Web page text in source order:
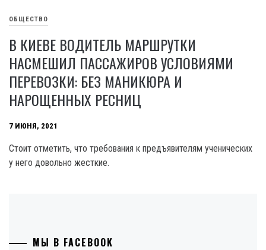
ОБЩЕСТВО
В КИЕВЕ ВОДИТЕЛЬ МАРШРУТКИ
НАСМЕШИЛ ПАССАЖИРОВ УСЛОВИЯМИ
ПЕРЕВОЗКИ: БЕЗ МАНИКЮРА И
НАРОЩЕННЫХ РЕСНИЦ
7 ИЮНЯ, 2021
Стоит отметить, что требования к предъявителям ученических
у него довольно жесткие.
МЫ В FACEBOOK